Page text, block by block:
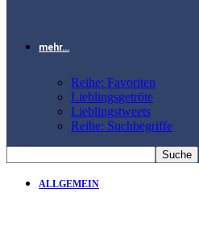
mehr…
Reihe: Favoriten
Lieblingsgetröte
Lieblingstweets
Reihe: Suchbegriffe
ALLGEMEIN